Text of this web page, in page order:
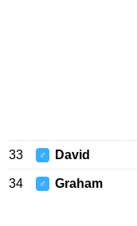
33 ♂ David
34 ♂ Graham